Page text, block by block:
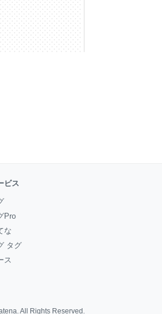
ビス
Pro
な
タグ
ス
. All Rights Reserved.